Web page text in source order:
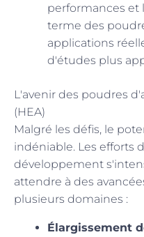
performances
terme des
applications
d'études plus
L'avenir des poudres
(HEA)
Malgré les défis, le
indéniable. Les efforts
développement
attendre à des
plusieurs domaines :
Élargissement